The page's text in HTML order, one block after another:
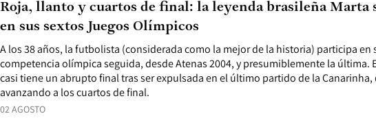
02 AGOSTO
A los 38 años, la futbolista (considerada como la mejor de la historia) participa en
competencia olímpica seguida, desde Atenas 2004, y presumiblemente la última.
casi tiene un abrupto final tras ser expulsada en el último partido de la
avanzando a los cuartos de final.
Roja, llanto y cuartos de final: la leyenda brasileña Marta
en sus sextos Juegos Olímpicos